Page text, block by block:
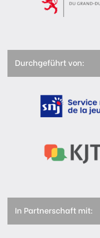
Durchgeführt von:
In Partnerschaft mit: